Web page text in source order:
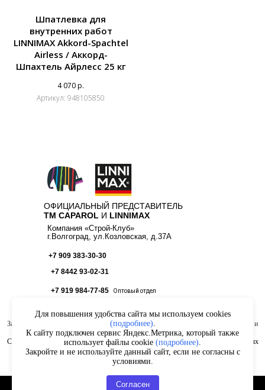
Шпатлевка для
внутренних работ
LINNIMAX Akkord-Spachtel
Airless / Аккорд-
Шпахтель Айрлесс 25 кг
4 070р.
Артикул: 948105850
ОФИЦИАЛЬНЫЙ ПРЕДСТАВИТЕЛЬ
ТМ CAPAROL И LINNIMAX
Компания «Строй-Клуб»
г.Волгоград, ул.Козловская, д.37А
+7 909 383-30-30
+7 8442 93-02-31
+7 919 984-77-85 Оптовый отдел
Для повышения удобства сайта мы используем cookies
(подробнее).
К сайту подключен сервис Яндекс.Метрика, который также
использует файлы cookie (подробнее).
Закройте и не используйте данный сайт, если не согласны с
условиями.
Согласен
Заполняя любые формы на данном сайте вы подтверждаете свое совершеннолетие и
соглашаетесь на обработку персональных данных в соответствии сУсловиями.
Согласие на обработку данных Яндекс.Метрика| Политика обработки персональных
данных
Закройте и не используйте данный сайт, если не согласны с условиями.